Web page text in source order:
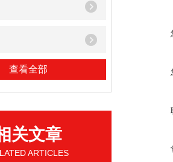
查看全部
关文章
ARTICLES